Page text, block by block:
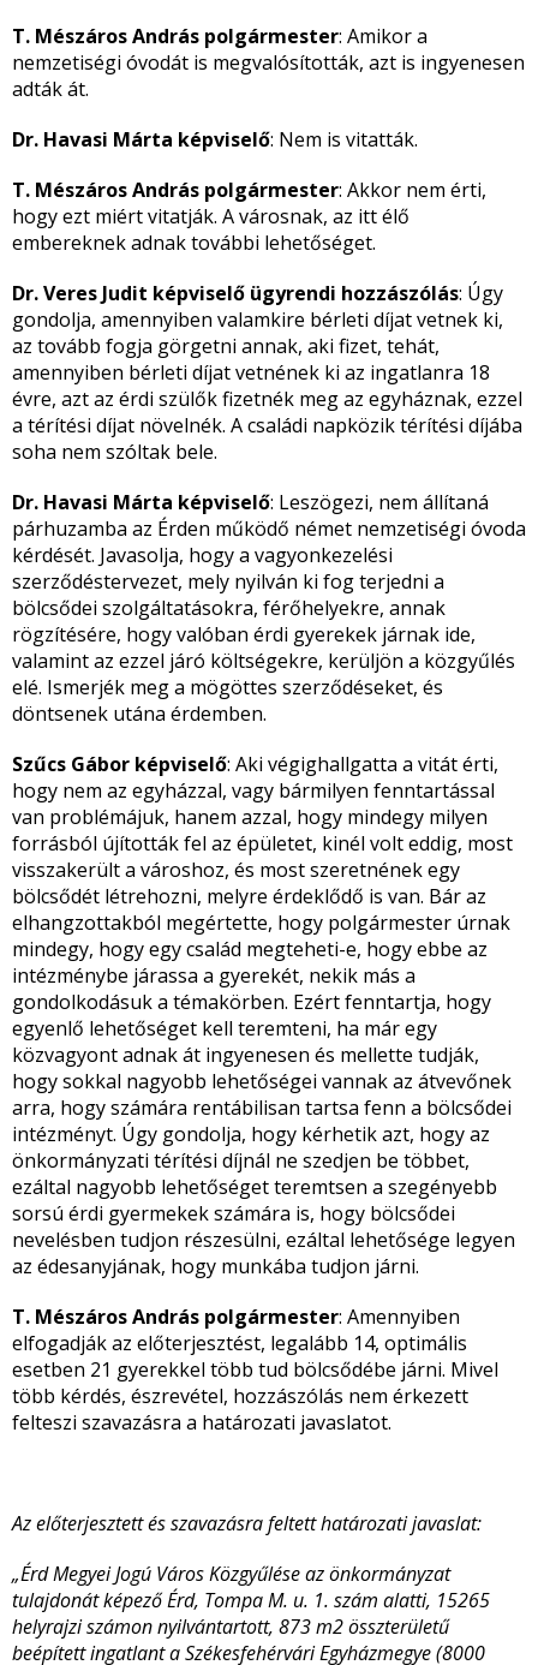
T. Mészáros András polgármester: Amikor a
nemzetiségi óvodát is megvalósították, azt is ingyenesen
adták át.
Dr. Havasi Márta képviselő: Nem is vitatták.
T. Mészáros András polgármester: Akkor nem érti,
hogy ezt miért vitatják. A városnak, az itt élő
embereknek adnak további lehetőséget.
Dr. Veres Judit képviselő ügyrendi hozzászólás: Úgy
gondolja, amennyiben valamkire bérleti díjat vetnek ki,
az tovább fogja görgetni annak, aki fizet, tehát,
amennyiben bérleti díjat vetnének ki az ingatlanra 18
évre, azt az érdi szülők fizetnék meg az egyháznak, ezzel
a térítési díjat növelnék. A családi napközik térítési díjába
soha nem szóltak bele.
Dr. Havasi Márta képviselő: Leszögezi, nem állítaná
párhuzamba az Érden működő német nemzetiségi óvoda
kérdését. Javasolja, hogy a vagyonkezelési
szerződéstervezet, mely nyilván ki fog terjedni a
bölcsődei szolgáltatásokra, férőhelyekre, annak
rögzítésére, hogy valóban érdi gyerekek járnak ide,
valamint az ezzel járó költségekre, kerüljön a közgyűlés
elé. Ismerjék meg a mögöttes szerződéseket, és
döntsenek utána érdemben.
Szűcs Gábor képviselő: Aki végighallgatta a vitát érti,
hogy nem az egyházzal, vagy bármilyen fenntartással
van problémájuk, hanem azzal, hogy mindegy milyen
forrásból újították fel az épületet, kinél volt eddig, most
visszakerült a városhoz, és most szeretnének egy
bölcsődét létrehozni, melyre érdeklődő is van. Bár az
elhangzottakból megértette, hogy polgármester úrnak
mindegy, hogy egy család megteheti-e, hogy ebbe az
intézménybe járassa a gyerekét, nekik más a
gondolkodásuk a témakörben. Ezért fenntartja, hogy
egyenlő lehetőséget kell teremteni, ha már egy
közvagyont adnak át ingyenesen és mellette tudják,
hogy sokkal nagyobb lehetőségei vannak az átvevőnek
arra, hogy számára rentábilisan tartsa fenn a bölcsődei
intézményt. Úgy gondolja, hogy kérhetik azt, hogy az
önkormányzati térítési díjnál ne szedjen be többet,
ezáltal nagyobb lehetőséget teremtsen a szegényebb
sorsú érdi gyermekek számára is, hogy bölcsődei
nevelésben tudjon részesülni, ezáltal lehetősége legyen
az édesanyjának, hogy munkába tudjon járni.
T. Mészáros András polgármester: Amennyiben
elfogadják az előterjesztést, legalább 14, optimális
esetben 21 gyerekkel több tud bölcsődébe járni. Mivel
több kérdés, észrevétel, hozzászólás nem érkezett
felteszi szavazásra a határozati javaslatot.
Az előterjesztett és szavazásra feltett határozati javaslat:
„Érd Megyei Jogú Város Közgyűlése az önkormányzat
tulajdonát képező Érd, Tompa M. u. 1. szám alatti, 15265
helyrajzi számon nyilvántartott, 873 m2 összterületű
beépített ingatlant a Székesfehérvári Egyházmegye (8000